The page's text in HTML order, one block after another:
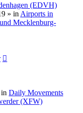
(EDVH)
» in Airports in
Mecklenburg-
Daily Movements
(XFW)